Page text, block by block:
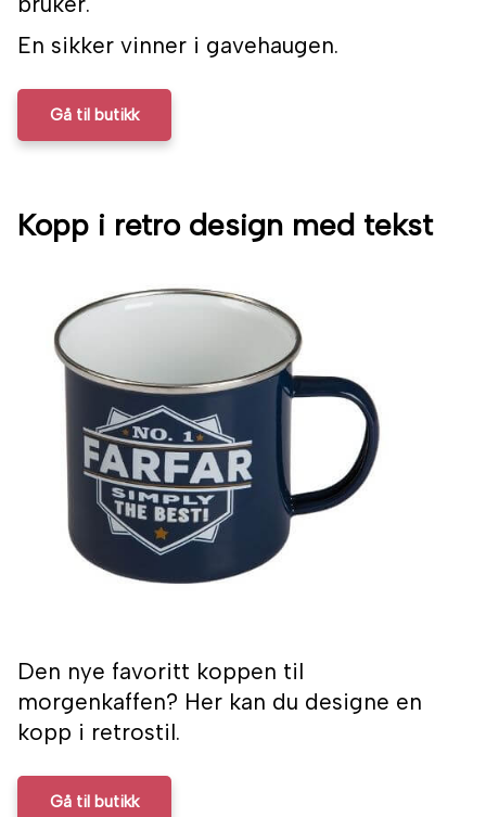
En sikker vinner i gavehaugen.
Gå til butikk
Kopp i retro design med tekst
Den nye favoritt koppen til
morgenkaffen? Her kan du designe en
kopp i retrostil.
Gå til butikk